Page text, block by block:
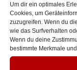
Um dir ein optimales
Cookies, um
zuzugreifen. Wenn du
wie das Surfverhalten
Wenn du deine
bestimmte Merkmale